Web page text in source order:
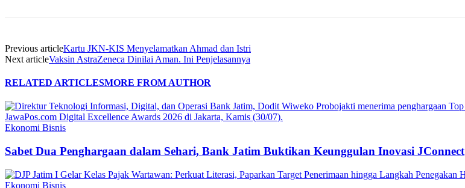
Previous articleKartu JKN-KIS Menyelamatkan Ahmad dan Istri
Next articleVaksin AstraZeneca Dinilai Aman. Ini Penjelasannya
RELATED ARTICLESMORE FROM AUTHOR
Ekonomi Bisnis
Sabet Dua Penghargaan dalam Sehari, Bank Jatim Buktikan Keunggulan Inovasi JConnect
Ekonomi Bisnis